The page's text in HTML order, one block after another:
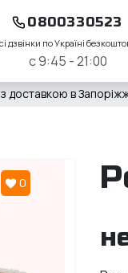
0800330523
дзвінки по Україні
с 9:45 - 21:00
доставкою в
0